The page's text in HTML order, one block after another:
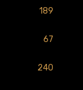
189
67
240